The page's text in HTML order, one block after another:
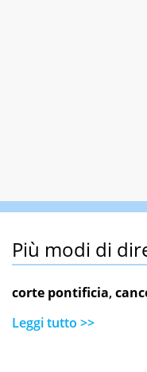
Più modi di
corte pontificia,
Leggi tutto >>